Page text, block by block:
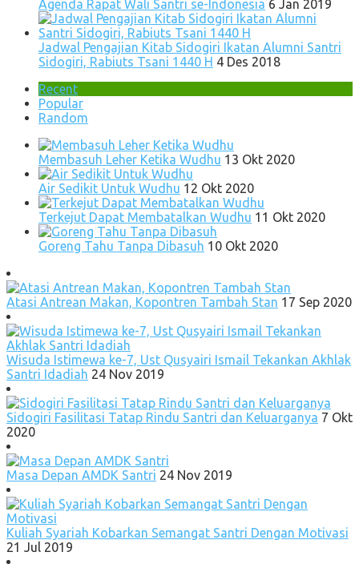
Agenda Rapat Wali Santri se-Indonesia 6 Jan 2019
Jadwal Pengajian Kitab Sidogiri Ikatan Alumni Santri
Sidogiri, Rabiuts Tsani 1440 H 4 Des 2018
Recent
Popular
Random
Membasuh Leher Ketika Wudhu 13 Okt 2020
Air Sedikit Untuk Wudhu 12 Okt 2020
Terkejut Dapat Membatalkan Wudhu 11 Okt 2020
Goreng Tahu Tanpa Dibasuh 10 Okt 2020
Atasi Antrean Makan, Kopontren Tambah Stan 17 Sep 2020
Wisuda Istimewa ke-7, Ust Qusyairi Ismail Tekankan Akhlak
Santri Idadiah 24 Nov 2019
Sidogiri Fasilitasi Tatap Rindu Santri dan Keluarganya 7 Okt
2020
Masa Depan AMDK Santri 24 Nov 2019
Kuliah Syariah Kobarkan Semangat Santri Dengan Motivasi
21 Jul 2019